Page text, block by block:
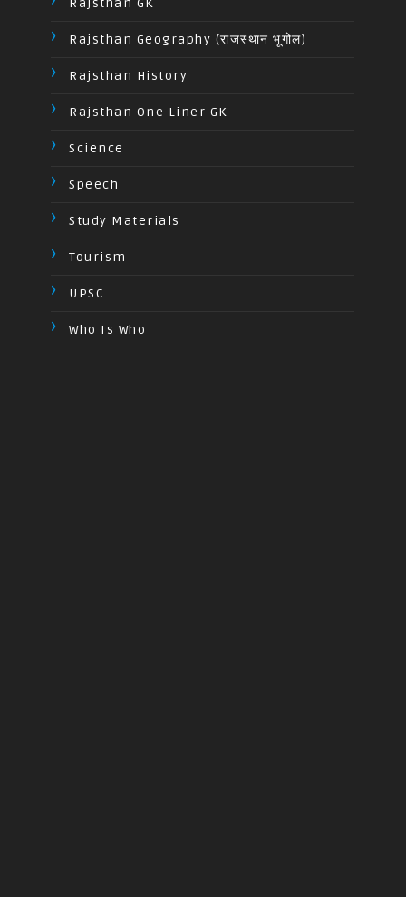
Rajsthan GK
Rajsthan Geography (राजस्थान भूगोल)
Rajsthan History
Rajsthan One Liner GK
Science
Speech
Study Materials
Tourism
UPSC
Who Is Who